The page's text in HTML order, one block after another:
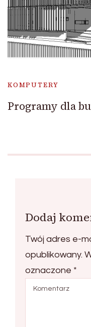
KOMPUTERY
Programy dla
Dodaj
Twój adres e-
opublikowany.
oznaczone *